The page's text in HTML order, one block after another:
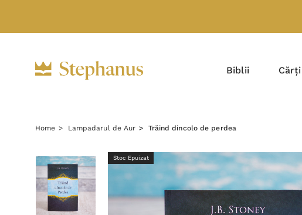
Biblii Cărți
Home Lampadarul de Aur Trăind dincolo de perdea
Stoc Epuizat